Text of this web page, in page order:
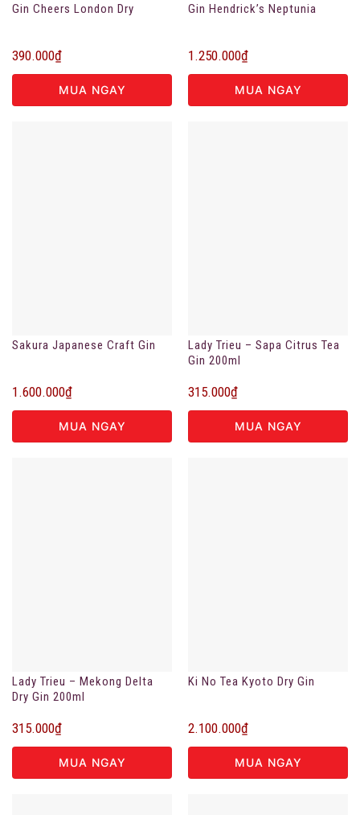
Gin Cheers London Dry
390.000₫
MUA NGAY
Gin Hendrick’s Neptunia
1.250.000₫
MUA NGAY
Sakura Japanese Craft Gin
1.600.000₫
MUA NGAY
Lady Trieu – Sapa Citrus Tea
Gin 200ml
315.000₫
MUA NGAY
Lady Trieu – Mekong Delta
Dry Gin 200ml
315.000₫
MUA NGAY
Ki No Tea Kyoto Dry Gin
2.100.000₫
MUA NGAY